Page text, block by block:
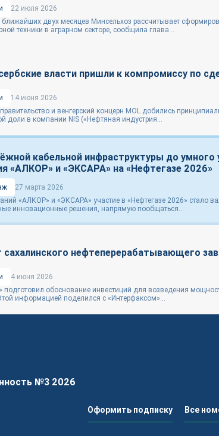
22 июля 2026
ближайших двух месяцев Минсельхоз рассчитывает
техники в аграрном секторе, сообщила глава...
власти пришли к компромиссу по
14 июня 2026
и венгерский концерн MOL добились
доли в компании NIS («Нефтяная индустрия...
кабельной инфраструктуры до умного
«АЛКОР» и «ЭКСАРА» на «Нефтегазе 2026»
27 марта 2026
«АЛКОР» и «ЭКСАРА» участие в «Нефтегазе 2026» стало
инновационные решения, напрямую пообщаться...
сахалинского нефтеперерабатывающего
4 июня 2026
подготовил обоснование инвестиций для возведения
информацией поделился с «Интерфаксом»...
№3 2026
Оформить подписку Все